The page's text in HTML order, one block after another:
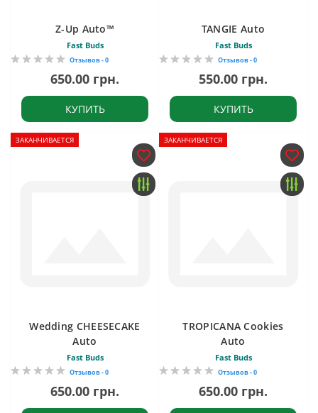
Z-Up Auto™
Fast Buds
Отзывов - 0
650.00 грн.
КУПИТЬ
TANGIE Auto
Fast Buds
Отзывов - 0
550.00 грн.
КУПИТЬ
ЗАКАНЧИВАЕТСЯ
Wedding CHEESECAKE
Auto
Fast Buds
Отзывов - 0
650.00 грн.
ЗАКАНЧИВАЕТСЯ
TROPICANA Cookies
Auto
Fast Buds
Отзывов - 0
650.00 грн.